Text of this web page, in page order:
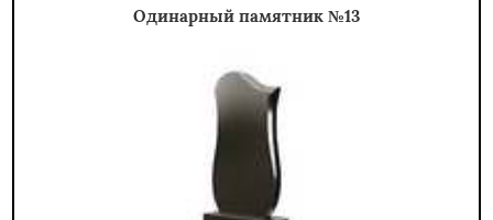
Одинарный памятник №13